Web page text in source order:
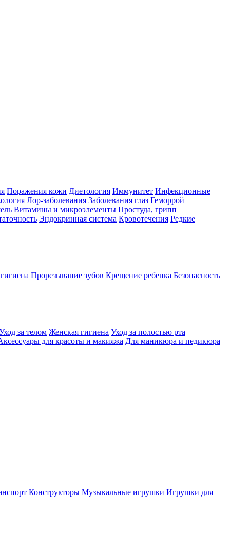
Поражения кожи Диетология Иммунитет Инфекционные
Лор-заболевания Заболевания глаз Геморрой
Витамины и микроэлементы Простуда, грипп
Эндокринная система Кровотечения Редкие
Прорезывание зубов Крещение ребенка Безопасность
за телом Женская гигиена Уход за полостью рта
для красоты и макияжа Для маникюра и педикюра
Конструкторы Музыкальные игрушки Игрушки для